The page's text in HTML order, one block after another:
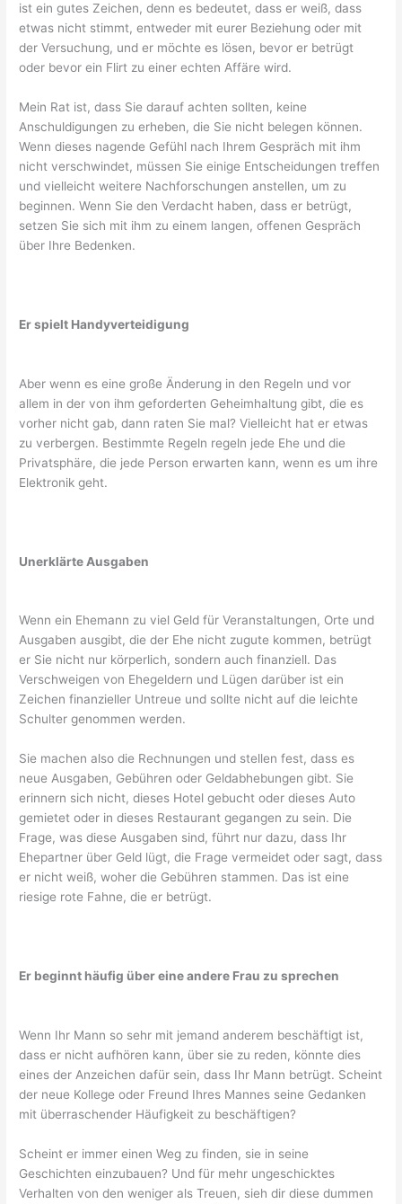
ist ein gutes Zeichen, denn es bedeutet, dass er weiß, dass
etwas nicht stimmt, entweder mit eurer Beziehung oder mit
der Versuchung, und er möchte es lösen, bevor er betrügt
oder bevor ein Flirt zu einer echten Affäre wird.
Mein Rat ist, dass Sie darauf achten sollten, keine
Anschuldigungen zu erheben, die Sie nicht belegen können.
Wenn dieses nagende Gefühl nach Ihrem Gespräch mit ihm
nicht verschwindet, müssen Sie einige Entscheidungen treffen
und vielleicht weitere Nachforschungen anstellen, um zu
beginnen. Wenn Sie den Verdacht haben, dass er betrügt,
setzen Sie sich mit ihm zu einem langen, offenen Gespräch
über Ihre Bedenken.
Er spielt Handyverteidigung
Aber wenn es eine große Änderung in den Regeln und vor
allem in der von ihm geforderten Geheimhaltung gibt, die es
vorher nicht gab, dann raten Sie mal? Vielleicht hat er etwas
zu verbergen. Bestimmte Regeln regeln jede Ehe und die
Privatsphäre, die jede Person erwarten kann, wenn es um ihre
Elektronik geht.
Unerklärte Ausgaben
Wenn ein Ehemann zu viel Geld für Veranstaltungen, Orte und
Ausgaben ausgibt, die der Ehe nicht zugute kommen, betrügt
er Sie nicht nur körperlich, sondern auch finanziell. Das
Verschweigen von Ehegeldern und Lügen darüber ist ein
Zeichen finanzieller Untreue und sollte nicht auf die leichte
Schulter genommen werden.
Sie machen also die Rechnungen und stellen fest, dass es
neue Ausgaben, Gebühren oder Geldabhebungen gibt. Sie
erinnern sich nicht, dieses Hotel gebucht oder dieses Auto
gemietet oder in dieses Restaurant gegangen zu sein. Die
Frage, was diese Ausgaben sind, führt nur dazu, dass Ihr
Ehepartner über Geld lügt, die Frage vermeidet oder sagt, dass
er nicht weiß, woher die Gebühren stammen. Das ist eine
riesige rote Fahne, die er betrügt.
Er beginnt häufig über eine andere Frau zu sprechen
Wenn Ihr Mann so sehr mit jemand anderem beschäftigt ist,
dass er nicht aufhören kann, über sie zu reden, könnte dies
eines der Anzeichen dafür sein, dass Ihr Mann betrügt. Scheint
der neue Kollege oder Freund Ihres Mannes seine Gedanken
mit überraschender Häufigkeit zu beschäftigen?
Scheint er immer einen Weg zu finden, sie in seine
Geschichten einzubauen? Und für mehr ungeschicktes
Verhalten von den weniger als Treuen, sieh dir diese dummen